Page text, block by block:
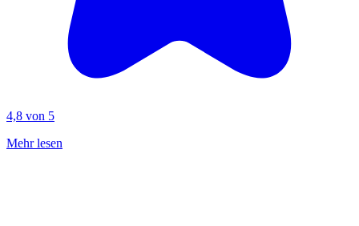
4,8 von 5
Mehr lesen